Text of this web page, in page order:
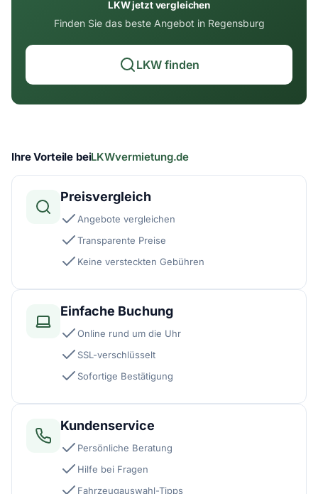
LKW jetzt vergleichen
Finden Sie das beste Angebot in Regensburg
LKW finden
Ihre Vorteile beiLKWvermietung.de
Preisvergleich
Angebote vergleichen
Transparente Preise
Keine versteckten Gebühren
Einfache Buchung
Online rund um die Uhr
SSL-verschlüsselt
Sofortige Bestätigung
Kundenservice
Persönliche Beratung
Hilfe bei Fragen
Fahrzeugauswahl-Tipps